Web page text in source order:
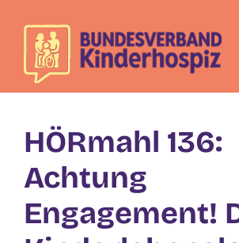
content
HÖRmahl 136:
Achtung
Engagement!